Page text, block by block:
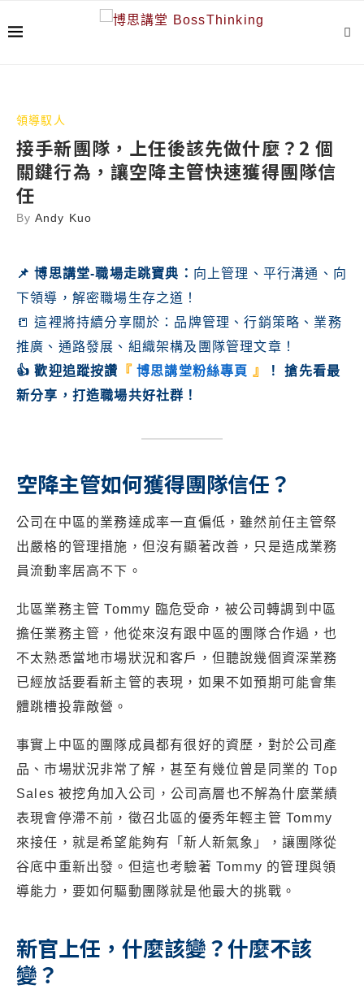
領導馭人
接手新團隊，上任後該先做什麼？2 個
關鍵行為，讓空降主管快速獲得團隊信
任
By Andy Kuo
📌博思講堂-職場走跳寶典 ： 向上管理、平行溝通、向
下領導，解密職場生存之道！
📒 這裡將持續分享關於：品牌管理、行銷策略、業務
推廣、通路發展、組織架構及團隊管理文章！
👍 歡迎追蹤按讚 『 博思講堂粉絲專頁 』
！ 搶先看最
新分享，打造職場共好社群！
空降主管如何獲得團隊信任？
公司在中區的業務達成率一直偏低，雖然前任主管祭
出嚴格的管理措施，但沒有顯著改善，只是造成業務
員流動率居高不下。
北區業務主管 Tommy 臨危受命，被公司轉調到中區
擔任業務主管，他從來沒有跟中區的團隊合作過，也
不太熟悉當地市場狀況和客戶，但聽說幾個資深業務
已經放話要看新主管的表現，如果不如預期可能會集
體跳槽投靠敵營。
事實上中區的團隊成員都有很好的資歷，對於公司產
品、市場狀況非常了解，甚至有幾位曾是同業的 Top
Sales 被挖角加入公司，公司高層也不解為什麼業績
表現會停滯不前，徵召北區的優秀年輕主管 Tommy
來接任，就是希望能夠有「新人新氣象」，讓團隊從
谷底中重新出發。但這也考驗著 Tommy 的管理與領
導能力，要如何驅動團隊就是他最大的挑戰。
新官上任，什麼該變？什麼不該
變？